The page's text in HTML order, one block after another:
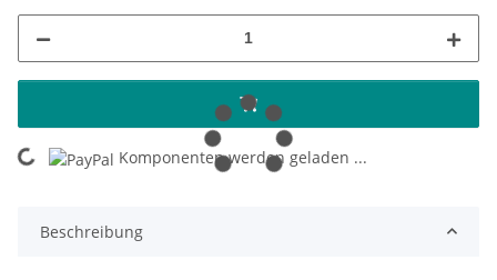
Loading... Komponenten werden geladen ...
Beschreibung